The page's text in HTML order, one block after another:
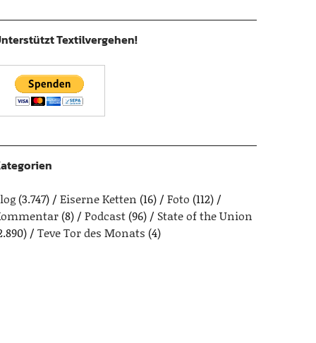
Textilvergehen!
(3.747) Eiserne Ketten (16) Foto (112)
(8) Podcast(96)
State of the Union
Teve Tor des Monats (4)